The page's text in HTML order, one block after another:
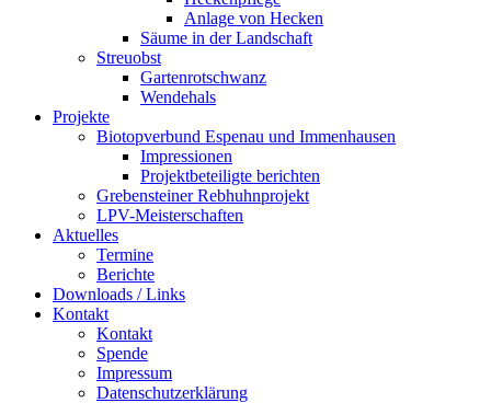
Anlage von Hecken
Säume in der Landschaft
Streuobst
Gartenrotschwanz
Wendehals
Projekte
Biotopverbund Espenau und Immenhausen
Impressionen
Projektbeteiligte berichten
Grebensteiner Rebhuhnprojekt
LPV-Meisterschaften
Aktuelles
Termine
Berichte
Downloads / Links
Kontakt
Kontakt
Spende
Impressum
Datenschutzerklärung